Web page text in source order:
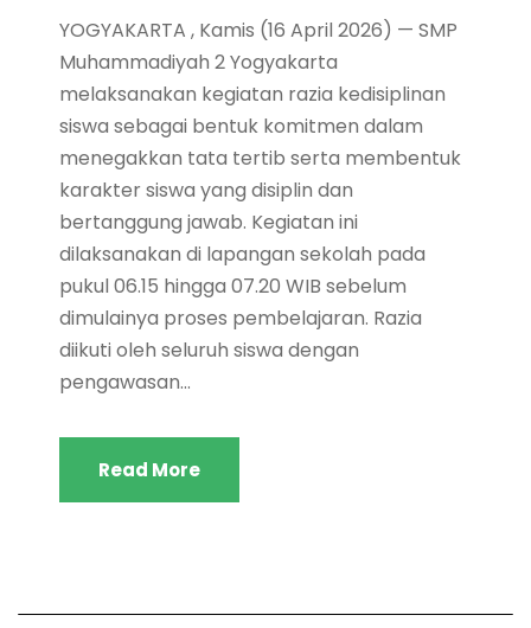
YOGYAKARTA , Kamis (16 April 2026) — SMP
Muhammadiyah 2 Yogyakarta
melaksanakan kegiatan razia kedisiplinan
siswa sebagai bentuk komitmen dalam
menegakkan tata tertib serta membentuk
karakter siswa yang disiplin dan
bertanggung jawab. Kegiatan ini
dilaksanakan di lapangan sekolah pada
pukul 06.15 hingga 07.20 WIB sebelum
dimulainya proses pembelajaran. Razia
diikuti oleh seluruh siswa dengan
pengawasan...
Read More